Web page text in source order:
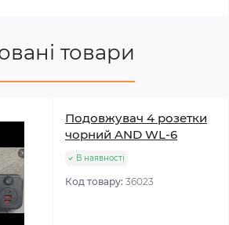
товари
Подовжувач 4 розетки
чорний AND WL-6
В наявності
Код товару: 36023